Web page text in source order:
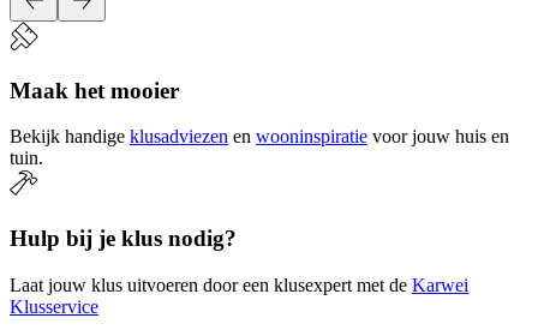
Maak het mooier
Bekijk handige klusadviezen en wooninspiratie voor jouw huis en
tuin.
Hulp bij je klus nodig?
Laat jouw klus uitvoeren door een klusexpert met de Karwei
Klusservice